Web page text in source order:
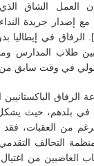
العمل الشاق
مع إصدار جريدة
في إيطاليا
طلاب المدارس
في وقت سابق من
الرفاق
في بلدهم، حيث
من العقبات، فقد
التحالف
الغاضبين من